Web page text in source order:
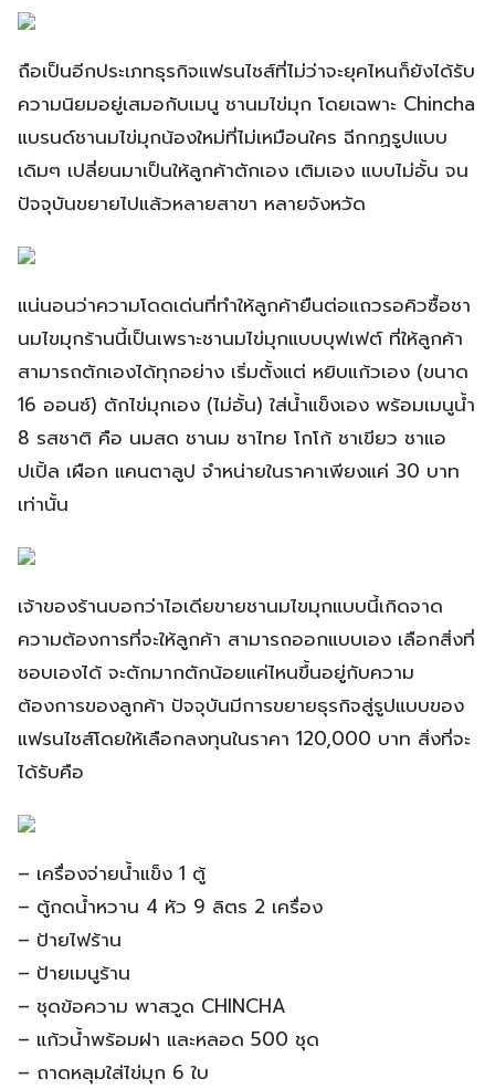
ถือเป็นอีกประเภทธุรกิจแฟรนไชส์ที่ไม่ว่าจะยุคไหนก็ยังได้รับ
ความนิยมอยู่เสมอกับเมนู ชานมไข่มุก โดยเฉพาะ Chincha
แบรนด์ชานมไข่มุกน้องใหม่ที่ไม่เหมือนใคร ฉีกกฏรูปแบบ
เดิมๆ เปลี่ยนมาเป็นให้ลูกค้าตักเอง เติมเอง แบบไม่อั้น จน
ปัจจุบันขยายไปแล้วหลายสาขา หลายจังหวัด
แน่นอนว่าความโดดเด่นที่ทำให้ลูกค้ายืนต่อแถวรอคิวซื้อชา
นมไขมุกร้านนี้เป็นเพราะชานมไข่มุกแบบบุฟเฟต์ ที่ให้ลูกค้า
สามารถตักเองได้ทุกอย่าง เริ่มตั้งแต่ หยิบแก้วเอง (ขนาด
16 ออนซ์) ตักไข่มุกเอง (ไม่อั้น) ใส่น้ำแข็งเอง พร้อมเมนูน้ำ
8 รสชาติ คือ นมสด ชานม ชาไทย โกโก้ ชาเขียว ชาแอ
ปเปิ้ล เผือก แคนตาลูป จำหน่ายในราคาเพียงแค่ 30 บาท
เท่านั้น
เจ้าของร้านบอกว่าไอเดียขายชานมไขมุกแบบนี้เกิดจาด
ความต้องการที่จะให้ลูกค้า สามารถออกแบบเอง เลือกสิ่งที่
ชอบเองได้ จะตักมากตักน้อยแค่ไหนขึ้นอยู่กับความ
ต้องการของลูกค้า ปัจจุบันมีการขยายธุรกิจสู่รูปแบบของ
แฟรนไชส์โดยให้เลือกลงทุนในราคา 120,000 บาท สิ่งที่จะ
ได้รับคือ
– เครื่องจ่ายน้ำแข็ง 1 ตู้
– ตู้กดน้ำหวาน 4 หัว 9 ลิตร 2 เครื่อง
– ป้ายไฟร้าน
– ป้ายเมนูร้าน
– ชุดข้อความ พาสวูด CHINCHA
– แก้วน้ำพร้อมฝา และหลอด 500 ชุด
– ถาดหลุมใส่ไข่มุก 6 ใบ